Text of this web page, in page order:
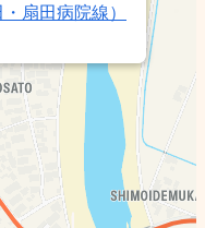
扇田病院線）